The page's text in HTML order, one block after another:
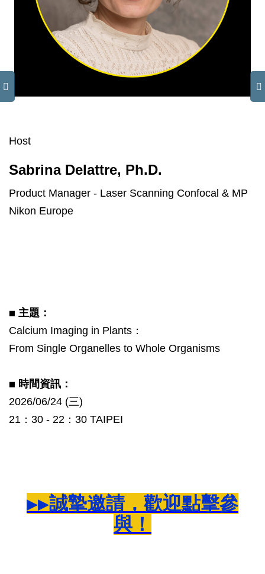
Host
Sabrina Delattre, Ph.D.
Product Manager - Laser Scanning Confocal & MP
Nikon Europe
◼️ 主題：
Calcium Imaging in Plants：
From Single Organelles to Whole Organisms
◼️ 時間資訊：
2026/06/24 (三)
21：30 - 22：30 TAIPEI
▶▶誠摯邀請，歡迎點擊參
與！